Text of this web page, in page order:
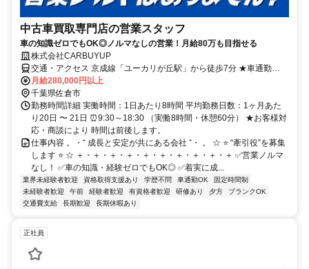
中古車買取専門店の営業スタッフ
車の知識ゼロでもOK◎ノルマなしの営業！月給80万も目指せる
株式会社CARBUYUP
交通・アクセス 京成線「ユーカリが丘駅」から徒歩7分 ★車通勤
OK（駐車場完備）
月給280,000円以上
千葉県佐倉市
勤務時間詳細 実働時間：1日あたり8時間 平均勤務日数：1ヶ月あた
り20日 〜 21日 ⏰9:30～18:30 （実働8時間・休憩60分） ★お客様対
応・商談により 時間は前後します。
仕事内容 。・⁺ 成長と安定が共にある会社 ⁺・ 。 ☆ ⭐ “牽引役”を募集
します ⭐ ☆ ＋・＋・＋・＋・＋・＋・＋・＋・＋・＋ ✅営業ノルマ
なし！ ✅車の知識・経験ゼロでもOK◎ ✅着実に成...
業界未経験者歓迎 資格取得支援あり 学歴不問 車通勤OK
固定時間制
未経験者歓迎
午前 経験者歓迎 有資格者歓迎 研修あり 夕方
ブランクOK
交通費支給
長期歓迎 長期休暇あり
正社員